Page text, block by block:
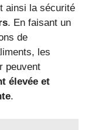
ainsi la sécurité
. En faisant un
de
les
peuvent
élevée et
.